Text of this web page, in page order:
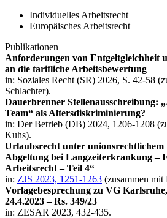
Individuelles Arbeitsrecht
Europäisches Arbeitsrecht
Publikationen
Anforderungen von Entgeltgleichheit
an die tarifliche Arbeitsbewertung
in: Soziales Recht (SR) 2026, S. 42-58
Schlachter).
Dauerbrenner Stellenausschreibung:
Team“ als Altersdiskriminierung?
in: Der Betrieb (DB) 2024, 1206-1208
Kuhs).
Urlaubsrecht unter
Abgeltung bei Langzeiterkrankung –
Arbeitsrecht – Teil 4“
in: ZJS 2023, 1251-1263 (zusammen
Vorlagebesprechung zu VG
24.4.2023 – Rs. 349/23
in: ZESAR 2023, 432-435.